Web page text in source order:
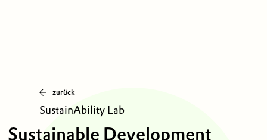
zurück
SustainAbility Lab
Sustainable Development